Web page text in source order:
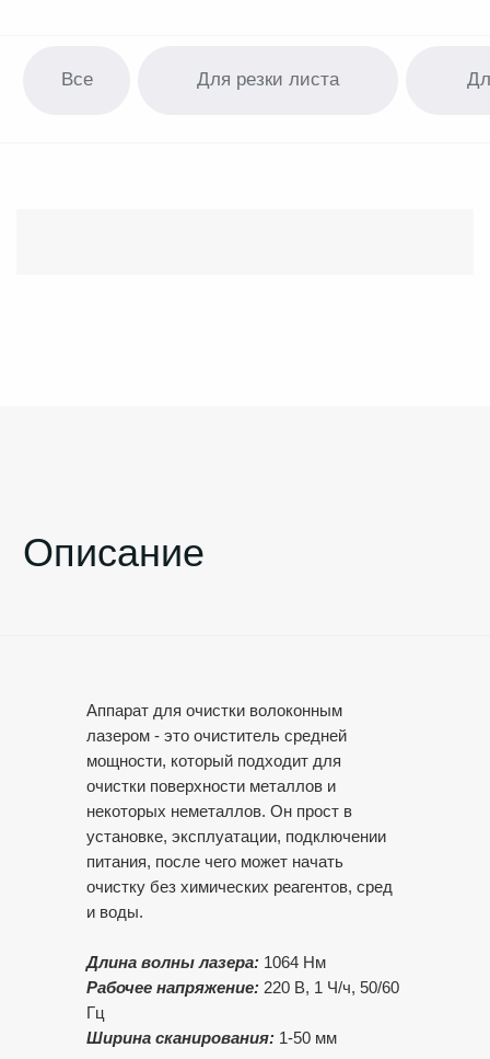
Аппарат для очистки волоконным
лазером - это очиститель средней
мощности, который подходит для
очистки поверхности металлов и
некоторых неметаллов. Он прост в
установке, эксплуатации, подключении
питания, после чего может начать
очистку без химических реагентов, сред
и воды.
Длина волны лазера: 1064 Нм
Рабочее напряжение: 220 В, 1 Ч/ч, 50/60
Гц
Ширина сканирования: 1-50 мм